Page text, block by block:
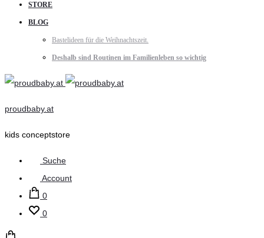
STORE
BLOG
Bastelideen für die Weihnachtszeit.
Deshalb sind Routinen im Familienleben so wichtig
proudbaby.at
kids conceptstore
Suche
Account
0
0